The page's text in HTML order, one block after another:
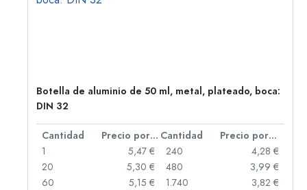
Botella de aluminio de 50 ml, metal, plateado, boca:
DIN 32
Cantidad Precio por unidad Cantidad
Precio por unidad
1
5,47 €
20
5,30 €
60
5,15 €
240
4,28 €
480
3,99 €
1.740
3,82 €